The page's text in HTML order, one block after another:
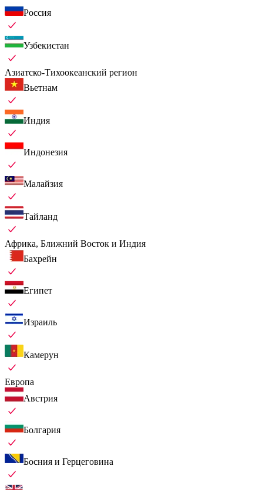
Россия
Узбекистан
Азиатско-Тихоокеанский регион
Вьетнам
Индия
Индонезия
Малайзия
Тайланд
Африка, Ближний Восток и Индия
Бахрейн
Египет
Израиль
Камерун
Европа
Австрия
Болгария
Босния и Герцеговина